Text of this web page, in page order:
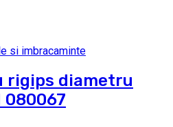
si imbracaminte
rigips diametru
080067